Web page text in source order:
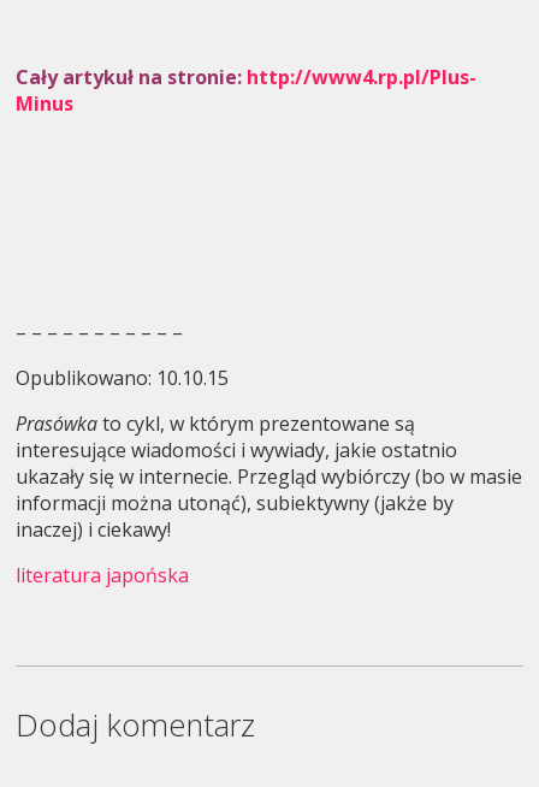
Cały artykuł na stronie: http://www4.rp.pl/Plus-
Minus
– – – – – – – – – – –
Opublikowano: 10.10.15
Prasówkato cykl, w którym prezentowane są
interesujące wiadomości i wywiady, jakie ostatnio
ukazały się w internecie. Przegląd wybiórczy (bo w masie
informacji można utonąć), subiektywny (jakże by
inaczej) i ciekawy!
literatura japońska
Dodaj komentarz